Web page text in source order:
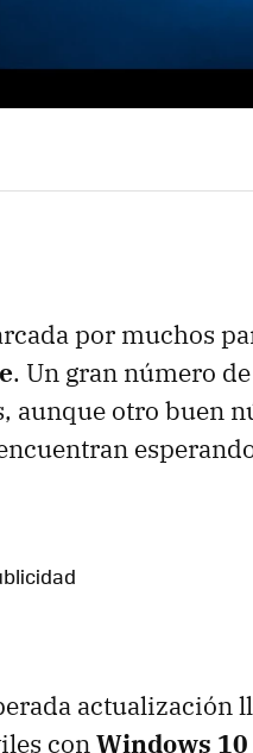
por muchos
. Un gran número
aunque otro buen
actualización
conWindows